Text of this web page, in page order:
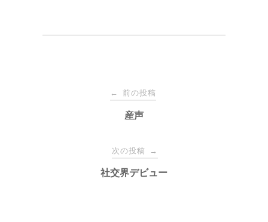
← 前の投稿
産声
次の投稿 →
社交界デビュー